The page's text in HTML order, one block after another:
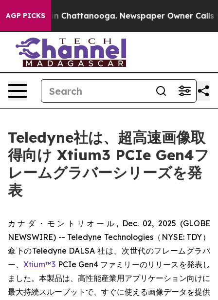
AGP PICKS
Chaos in Chattanooga. Newspaper Owner Calls
Teledyne社は、超高速画像取
得向け Xtium3 PCIe Gen4フ
レームグラバーシリーズを発
表
カナダ・モントリオール, Dec. 02, 2025 (GLOBE
NEWSWIRE) -- Teledyne Technologies（NYSE: TDY）
傘下のTeledyne DALSA 社は、次世代のフレームグラバ
ー、Xtium™3 PCIe Gen4 ファミリーのリリースを発表し
ました。本製品は、高性能産業用アプリケーション向けに
最大持続スループットで、すぐに使える画像データを提供